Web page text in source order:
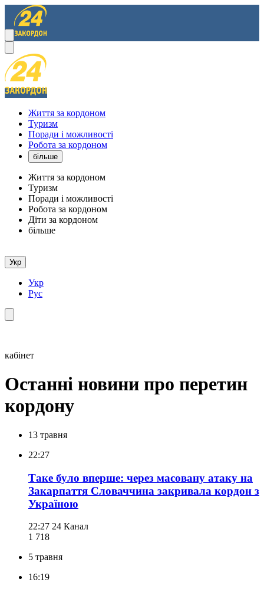
Життя за кордоном
Туризм
Поради і можливості
Робота за кордоном
більше
Життя за кордоном
Туризм
Поради і можливості
Робота за кордоном
Діти за кордоном
більше
Укр
Укр
Рус
кабінет
Останні новини про перетин
кордону
13 травня
22:27
Таке було вперше: через масовану атаку на
Закарпаття Словаччина закривала кордон з
Україною
22:27 24 Канал
1 718
5 травня
16:19